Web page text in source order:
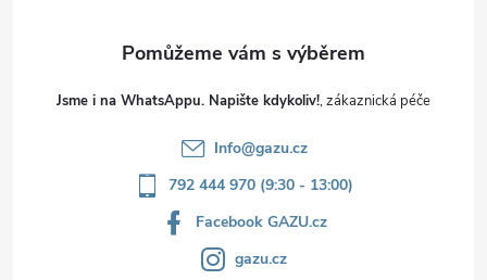
Jsme i na WhatsAppu. Napište kdykoliv!
Info@gazu.cz
792 444 970 (9:30 - 13:00)
Facebook GAZU.cz
gazu.cz